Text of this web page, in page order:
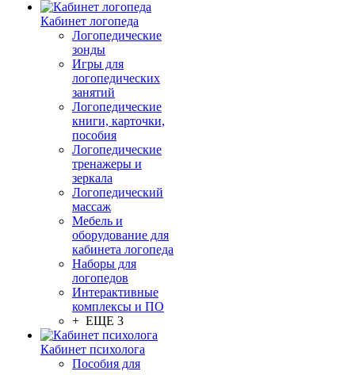
Кабинет логопеда
Логопедические
зонды
Игры для
логопедических
занятий
Логопедические
книги, карточки,
пособия
Логопедические
тренажеры и
зеркала
Логопедический
массаж
Мебель и
оборудование для
кабинета логопеда
Наборы для
логопедов
Интерактивные
комплексы и ПО
+ ЕЩЕ 3
Кабинет психолога
Пособия для